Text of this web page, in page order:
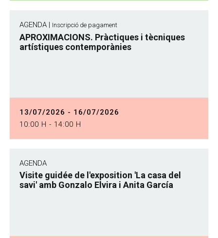
AGENDA | Inscripció de pagament
APROXIMACIONS. Pràctiques i tècniques
artístiques contemporànies
13/07/2026 - 16/07/2026
10:00 H - 14:00 H
AGENDA
Visite guidée de l'exposition 'La casa del
savi' amb Gonzalo Elvira i Anita García